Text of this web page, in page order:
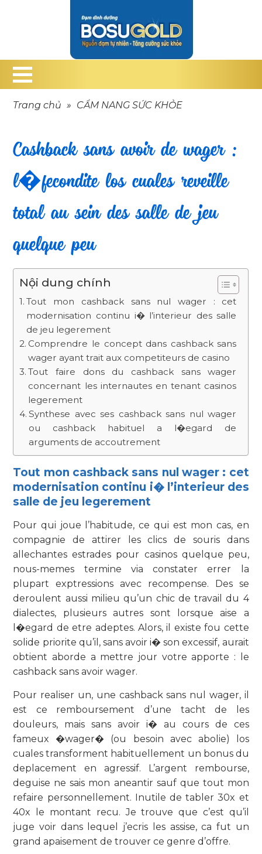
Trang chủ » CẨM NANG SỨC KHỎE
Cashback sans avoir de wager :
l�fecondite los cuales reveille
total au sein des salle de jeu
quelque peu
Nội dung chính
Tout mon cashback sans nul wager : cet
modernisation continu i� l’interieur des salle
de jeu legerement
Comprendre le concept dans cashback sans
wager ayant trait aux competiteurs de casino
Tout faire dons du cashback sans wager
concernant les internautes en tenant casinos
legerement
Synthese avec ses cashback sans nul wager
ou cashback habituel a l�egard de
arguments de accoutrement
Tout mon cashback sans nul wager : cet
modernisation continu i� l’interieur des
salle de jeu legerement
Pour qui joue l’habitude, ce qui est mon cas, en
compagnie de attirer les clics de souris dans
allechantes estrades pour casinos quelque peu,
nous-memes termine via constater errer la
plupart exptressions avec recompense. Des se
deroulent aussi milieu qu’un chic de travail du 4
dialectes, plusieurs autres sont lorsque aise a
l�egard de etre adeptes. Alors, il existe fou cette
solide priorite qu’il, sans avoir i� son excessif, aurait
obtient aborde a mettre jour votre apporte : le
cashback sans avoir wager.
Pour realiser un, une cashback sans nul wager, il
est ce remboursement d’une tacht de les
douleurs, mais sans avoir i� au cours de ces
fameux �wager� (ou besoin avec abolie) los
cuales transforment habituellement un bonus du
deplacement en agressif. L’argent rembourse,
deguise ne sais mon aneantir sauf que tout mon
refaire personnellement. Inutile de tabler 30x et
40x le montant recu. Je trouve que c’est qu’il
juge voir dans lequel j’ecris les assise, ca fut un
grand apaisement de trouver ce genre d’offre.